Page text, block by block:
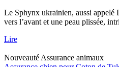
Le Sphynx ukrainien, aussi appelé
vers l’avant et une peau plissée,
Lire
Nouveauté Assurance animaux